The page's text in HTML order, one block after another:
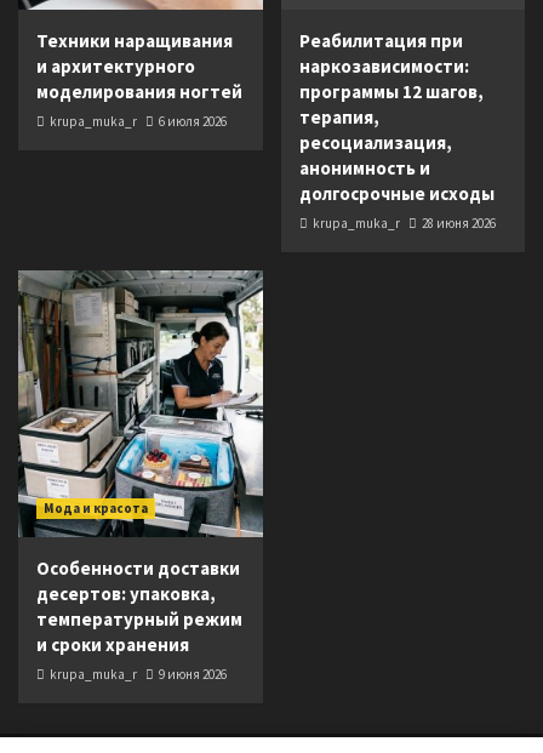
Техники наращивания
и архитектурного
моделирования ногтей
krupa_muka_r 6 июля 2026
Реабилитация при
наркозависимости:
программы 12 шагов,
терапия,
ресоциализация,
анонимность и
долгосрочные исходы
krupa_muka_r 28 июня 2026
Мода и красота
Особенности доставки
десертов: упаковка,
температурный режим
и сроки хранения
krupa_muka_r 9 июня 2026